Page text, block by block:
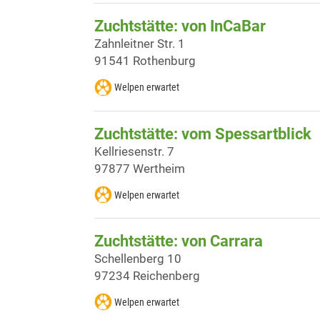
Zuchtstätte: von InCaBar
Zahnleitner Str. 1
91541 Rothenburg
Welpen erwartet
Zuchtstätte: vom Spessartblick
Kellriesenstr. 7
97877 Wertheim
Welpen erwartet
Zuchtstätte: von Carrara
Schellenberg 10
97234 Reichenberg
Welpen erwartet